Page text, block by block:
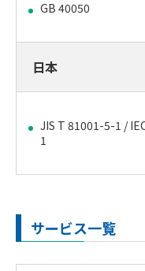
GB 40050
日本
JIS T 81001-5-1 /
1
サービス一覧